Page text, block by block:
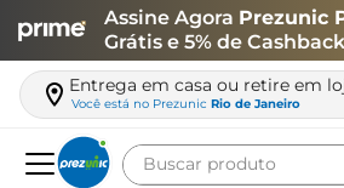
Assine Agora Prezunic
Grátis e 5% de Cashback
Entrega em casa ou retire em
Você está no Prezunic Rio de Janeiro
Buscar produto